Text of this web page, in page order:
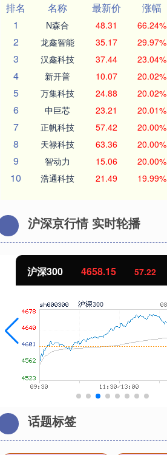
排名
名称 最新价 涨幅
1
N森合 48.31 66.24%
2 龙鑫智能 35.17 29.97%
3 汉鑫科技 37.44 23.04%
4 新开普 10.07 20.02%
5 万集科技 24.88 20.02%
6 中巨芯 23.21 20.01%
7 正帆科技 57.42 20.00%
8 天禄科技 63.36 20.00%
9 智动力 15.06 20.00%
10 浩通科技 21.49 19.99%
沪深京行情 实时轮播
沪深300 4658.15 57.22
话题标签